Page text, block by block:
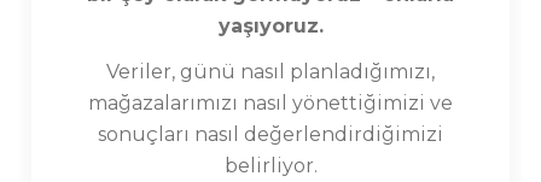
yaşıyoruz.
Veriler, günü nasıl planladığımızı,
mağazalarımızı nasıl yönettiğimizi ve
sonuçları nasıl değerlendirdiğimizi
belirliyor.